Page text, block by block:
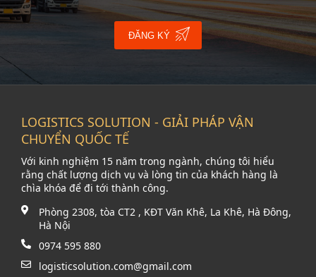
ĐĂNG KÝ
LOGISTICS SOLUTION - GIẢI PHÁP VẬN
CHUYỂN QUỐC TẾ
Với kinh nghiệm 15 năm trong ngành, chúng tôi hiểu
rằng chất lượng dịch vụ và lòng tin của khách hàng là
chìa khóa để đi tới thành công.
Phòng 2308, tòa CT2 , KĐT Văn Khê, La Khê, Hà Đông,
Hà Nội
0974 595 880
logisticsolution.com@gmail.com